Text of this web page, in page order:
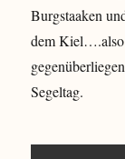
Burgstaaken
dem Kiel….also
Segeltag.